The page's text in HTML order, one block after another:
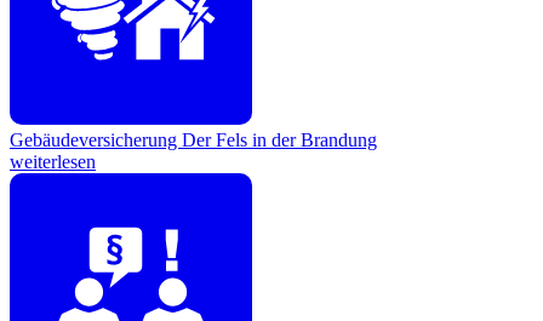
Gebäudeversicherung Der Fels in der Brandung
weiterlesen